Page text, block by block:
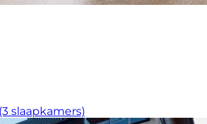
slaapkamers)